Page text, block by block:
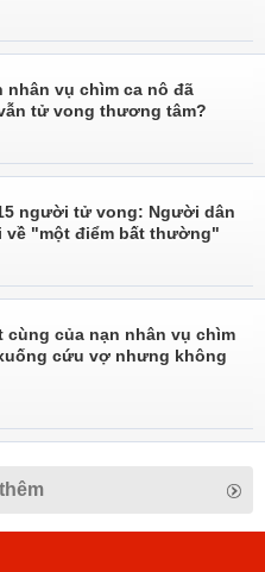
nhân vụ chìm ca nô đã
tử vong thương tâm?
người tử vong: Người dân
"một điểm bất thường"
cùng của nạn nhân vụ chìm
cứu vợ nhưng không